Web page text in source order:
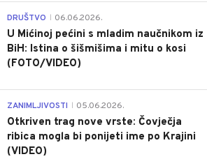
DRUŠTVO 06.06.2026.
U Mićinoj pećini s mladim naučnikom iz
BiH: Istina o šišmišima i mitu o kosi
(FOTO/VIDEO)
ZANIMLJIVOSTI 05.06.2026.
Otkriven trag nove vrste: Čovječja
ribica mogla bi ponijeti ime po Krajini
(VIDEO)